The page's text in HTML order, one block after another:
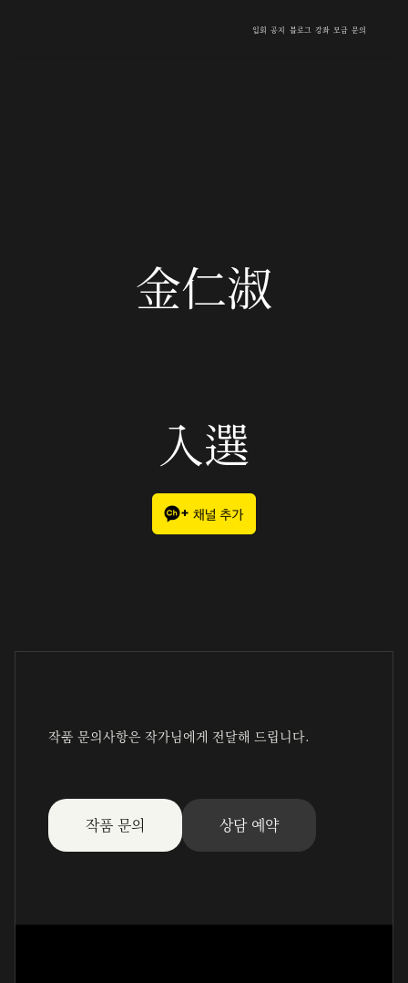
입회 공지 블로그 강좌 모금 문의
金仁淑
入選
작품 문의사항은 작가님에게 전달해 드립니다.
작품 문의 상담 예약